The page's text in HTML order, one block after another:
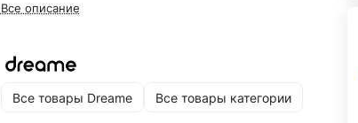
Все описание
Все товары Dreame Все товары категории